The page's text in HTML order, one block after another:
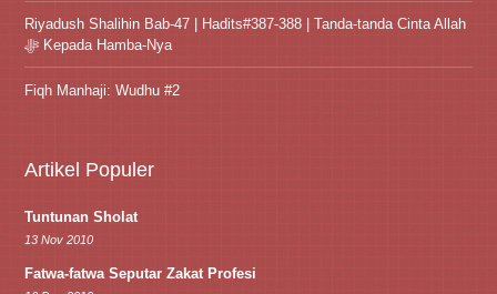
Riyadush Shalihin Bab-47 | Hadits#387-388 | Tanda-tanda Cinta Allah
ﷻ Kepada Hamba-Nya
Fiqh Manhaji: Wudhu #2
Artikel Populer
Tuntunan Sholat
13 Nov 2010
Fatwa-fatwa Seputar Zakat Profesi